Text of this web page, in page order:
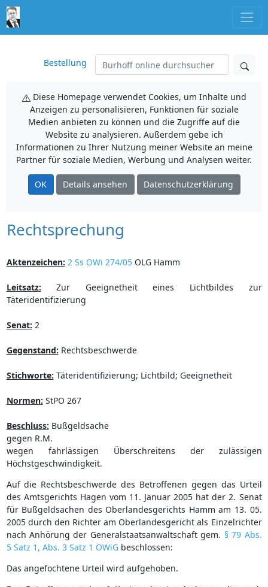
Bestellung
Diese Homepage verwendet Cookies, um Inhalte und
Anzeigen zu personalisieren, Funktionen für soziale
Medien anbieten zu können und die Zugriffe auf die
Website zu analysieren. Außerdem gebe ich
Informationen zu Ihrer Nutzung meiner Website an meine
Partner für soziale Medien, Werbung und Analysen weiter.
OK Details ansehen Datenschutzerklärung
Rechtsprechung
Aktenzeichen: 2 Ss OWi 274/05OLG Hamm
Leitsatz: Zur Geeignetheit eines Lichtbildes zur
Täteridentifizierung
Senat: 2
Gegenstand: Rechtsbeschwerde
Stichworte: Täteridentifizierung; Lichtbild; Geeignetheit
Normen: StPO 267
Beschluss: Bußgeldsache
gegen R.M.
wegen fahrlässigen Überschreitens der zulässigen
Höchstgeschwindigkeit.
Auf die Rechtsbeschwerde des Betroffenen gegen das Urteil
des Amtsgerichts Hagen vom 11. Januar 2005 hat der 2. Senat
für Bußgeldsachen des Oberlandesgerichts Hamm am 13. 05.
2005 durch den Richter am Oberlandesgericht als Einzelrichter
nach Anhörung der Generalstaatsanwaltschaft gem. § 79 Abs.
5 Satz 1, Abs. 3 Satz 1 OWiGbeschlossen:
Das angefochtene Urteil wird aufgehoben.